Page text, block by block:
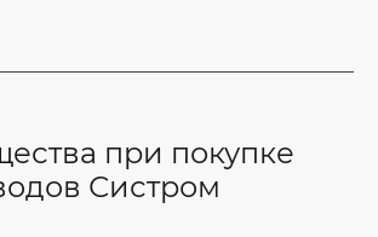
при покупке
Систром